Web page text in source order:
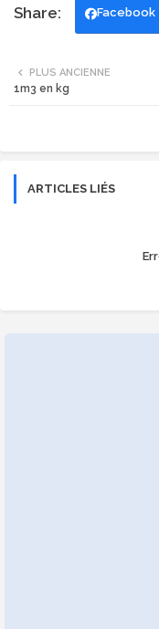
Facebook
PLUS ANCIENNE
1m3 en kg
ARTICLES LIÉS